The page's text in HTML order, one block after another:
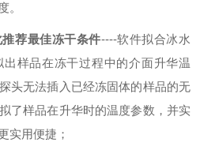
。
荐最佳冻干条件----软件拟合冰水
样品在冻干过程中的介面升华温
头无法插入已经冻固体的样品的无
了样品在升华时的温度参数，并实
实用便捷；